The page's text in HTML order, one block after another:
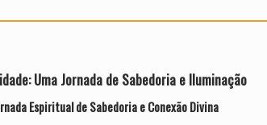
Uma Jornada de Sabedoria e Iluminação
Espiritual de Sabedoria e Conexão Divina